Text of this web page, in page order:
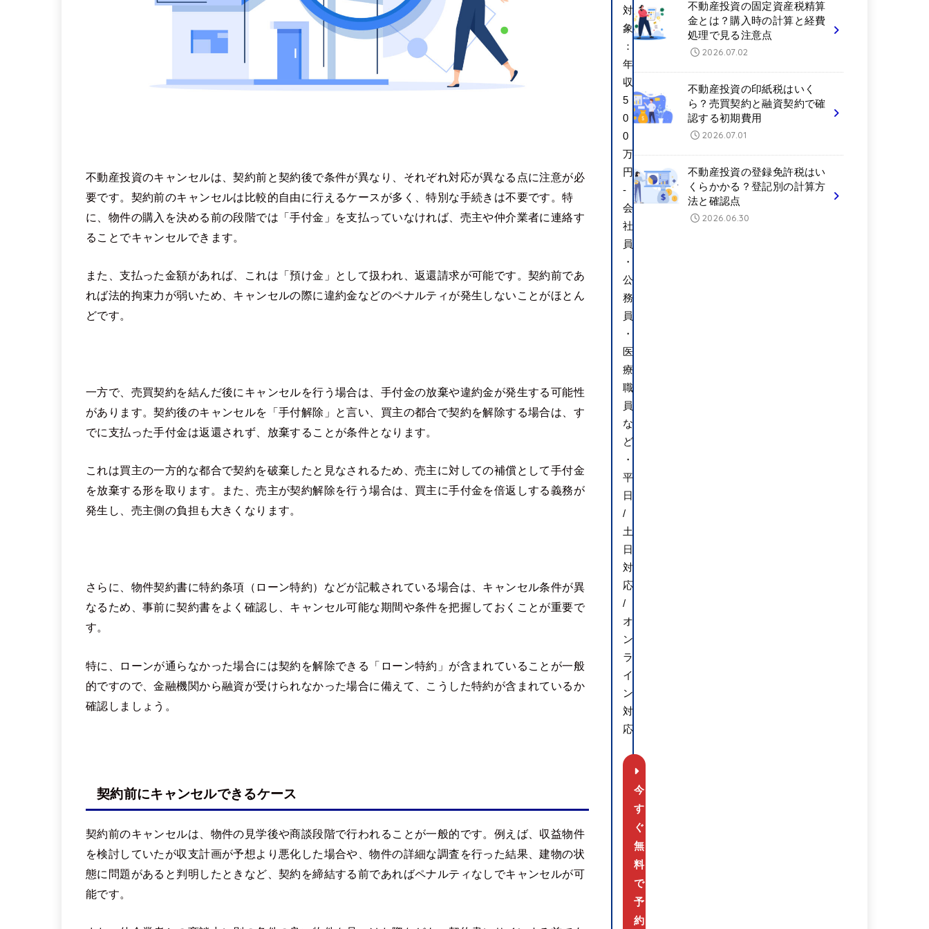
不動産投資のキャンセルは、契約前と契約後で条件が異なり、それぞれ対応が異なる点に注意が必
要です。契約前のキャンセルは比較的自由に行えるケースが多く、特別な手続きは不要です。特
に、物件の購入を決める前の段階では「手付金」を支払っていなければ、売主や仲介業者に連絡す
ることでキャンセルできます。
また、支払った金額があれば、これは「預け金」として扱われ、返還請求が可能です。契約前であ
れば法的拘束力が弱いため、キャンセルの際に違約金などのペナルティが発生しないことがほとん
どです。
一方で、売買契約を結んだ後にキャンセルを行う場合は、手付金の放棄や違約金が発生する可能性
があります。契約後のキャンセルを「手付解除」と言い、買主の都合で契約を解除する場合は、す
でに支払った手付金は返還されず、放棄することが条件となります。
これは買主の一方的な都合で契約を破棄したと見なされるため、売主に対しての補償として手付金
を放棄する形を取ります。また、売主が契約解除を行う場合は、買主に手付金を倍返しする義務が
発生し、売主側の負担も大きくなります。
さらに、物件契約書に特約条項（ローン特約）などが記載されている場合は、キャンセル条件が異
なるため、事前に契約書をよく確認し、キャンセル可能な期間や条件を把握しておくことが重要で
す。
特に、ローンが通らなかった場合には契約を解除できる「ローン特約」が含まれていることが一般
的ですので、金融機関から融資が受けられなかった場合に備えて、こうした特約が含まれているか
確認しましょう。
契約前にキャンセルできるケース
契約前のキャンセルは、物件の見学後や商談段階で行われることが一般的です。例えば、収益物件
を検討していたが収支計画が予想より悪化した場合や、物件の詳細な調査を行った結果、建物の状
態に問題があると判明したときなど、契約を締結する前であればペナルティなしでキャンセルが可
能です。
不動産投資の固定資産税精算
金とは？購入時の計算と経費
処理で見る注意点
2026.07.02
不動産投資の印紙税はいく
ら？売買契約と融資契約で確
認する初期費用
2026.07.01
不動産投資の登録免許税はい
くらかかる？登記別の計算方
法と確認点
2026.06.30
対
象
：
年
収
5
0
0
万
円
-
会
社
員
・
公
務
員
・
医
療
職
員
な
ど
・
平
日
/
土
日
対
応
/
オ
ン
ラ
イ
ン
対
応
今
す
ぐ
無
料
で
予
約